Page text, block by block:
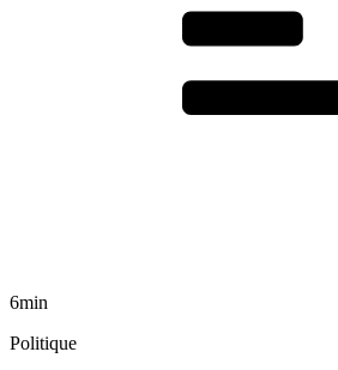
6min
Politique